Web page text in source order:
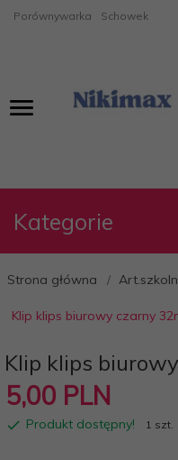
Porównywarka Schowek
Kategorie
Strona główna
Klip klips biurowy czarny
Klip klips
5,00 PLN
Produkt dostępny! 1 szt.